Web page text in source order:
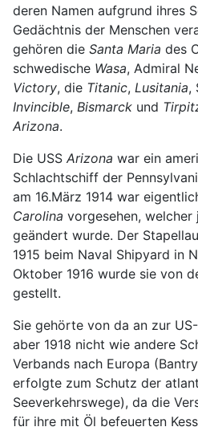
deren Namen aufgrund ihres
Gedächtnis der Menschen
gehören die Santa Maria des
schwedische Wasa, Admiral
Victory, die Titanic, Lusitania,
Invincible, Bismarck und
Arizona.
Die USS Arizona war ein
Schlachtschiff der
am 16.März 1914 war
Carolina vorgesehen, welcher
geändert wurde. Der
1915 beim Naval Shipyard in
Oktober 1916 wurde sie von
gestellt.
Sie gehörte von da an zur
aber 1918 nicht wie andere
Verbands nach Europa
erfolgte zum Schutz der
Seeverkehrswege), da die
für ihre mit Öl befeuerten